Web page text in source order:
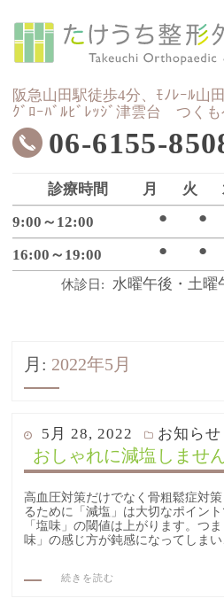
休診日 水曜午後・土曜
診療時間 月 火
9:00～12:00
● ●
16:00～19:00 ● ●
阪急山田駅徒歩4分、ﾓﾉﾚｰﾙ山
ｸﾞﾛｰﾊﾞﾙﾋﾞﾚｯｼﾞ津雲台 つく
06-6155-
月: 2022年5月
POSTED
ON
5月 28, 2022 お知らせ
おしゃれに減塩しませ
高血圧対策だけでなく骨粗鬆症対
るために「減塩」は大切なポイント
「塩味」の閾値は上がります。つ
味」の感じ方が鈍感になってしま
続きを読む